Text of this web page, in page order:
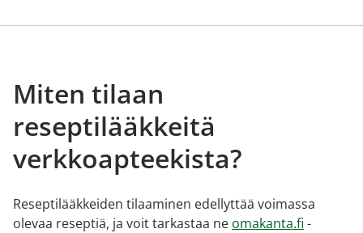
Miten tilaan
reseptilääkkeitä
verkkoapteekista?
Reseptilääkkeiden tilaaminen edellyttää voimassa
olevaa reseptiä, ja voit tarkastaa ne omakanta.fi -